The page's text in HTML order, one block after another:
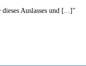
dieses Auslasses und [...]"